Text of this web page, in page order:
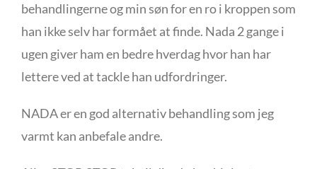
behandlingerne og min søn for en ro i kroppen som
han ikke selv har formået at finde. Nada 2 gange i
ugen giver ham en bedre hverdag hvor han har
lettere ved at tackle han udfordringer.
NADA er en god alternativ behandling som jeg
varmt kan anbefale andre.